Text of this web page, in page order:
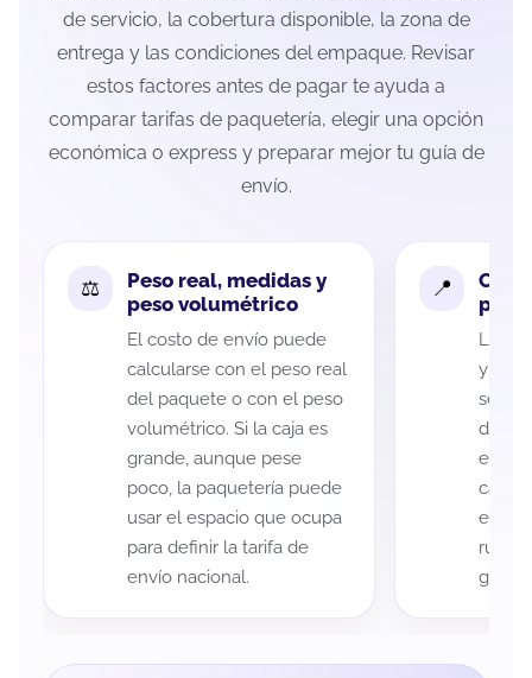
de servicio, la cobertura disponible, la zona de
entrega y las condiciones del empaque. Revisar
estos factores antes de pagar te ayuda a
comparar tarifas de paquetería, elegir una opción
económica o express y preparar mejor tu guía de
envío.
Peso real, medidas y
peso volumétrico
El costo de envío puede
calcularse con el peso real
del paquete o con el peso
volumétrico. Si la caja es
grande, aunque pese
poco, la paquetería puede
usar el espacio que ocupa
para definir la tarifa de
envío nacional.
La
y
de
cada
es
ruta
guía